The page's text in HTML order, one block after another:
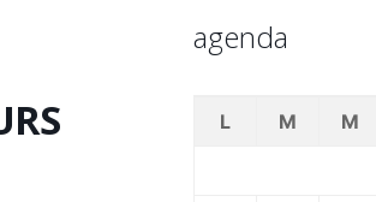
agenda
L M M